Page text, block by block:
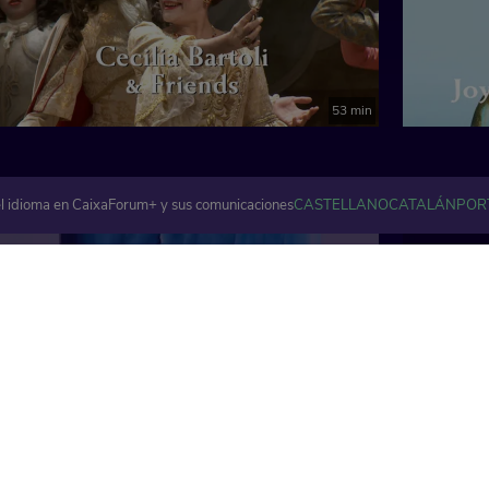
coreano)
53 min
idioma en CaixaForum+ y sus comunicacionesCASTELLANOCATALÁN